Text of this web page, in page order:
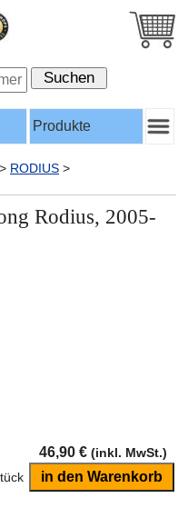
Produkte
> RODIUS >
Rodius, 2005-
46,90 € (inkl. MwSt.)